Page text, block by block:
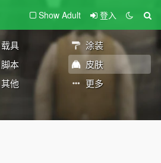
Show Adult 登入
载具
涂装
脚本
皮肤
其他 更多